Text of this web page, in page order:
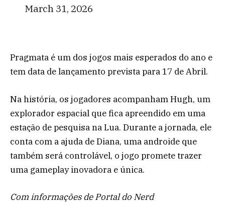
March 31, 2026
Pragmata é um dos jogos mais esperados do ano e
tem data de lançamento prevista para 17 de Abril.
Na história, os jogadores acompanham Hugh, um
explorador espacial que fica apreendido em uma
estação de pesquisa na Lua. Durante a jornada, ele
conta com a ajuda de Diana, uma androide que
também será controlável, o jogo promete trazer
uma gameplay inovadora e única.
Com informações de Portal do Nerd